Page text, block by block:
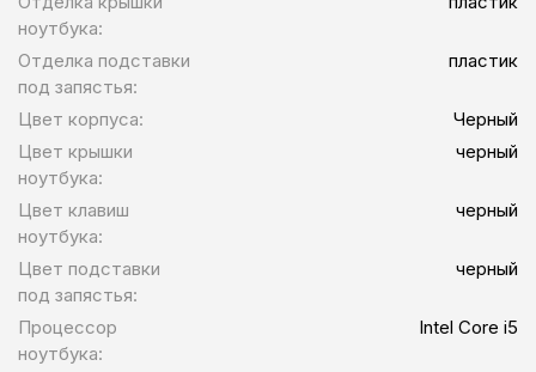
ноутбука:
Отделка подставки
под запястья:
пластик
Цвет корпуса:
Черный
Цвет крышки
ноутбука:
черный
Цвет клавиш
ноутбука:
черный
Цвет подставки
под запястья:
черный
Процессор
ноутбука:
Intel Core i5